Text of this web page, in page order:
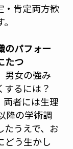
・肯定両方歓
のパフォー
たつ
男女の強み
するには？
両者には生理
降の学術調
たうえで、お
どう生かし